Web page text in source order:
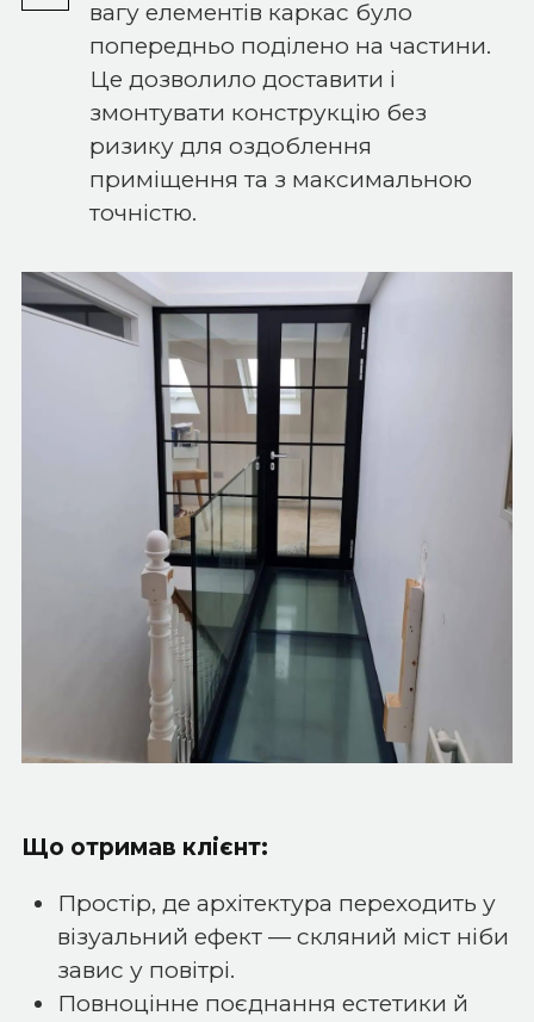
вагу елементів каркас було
попередньо поділено на частини.
Це дозволило доставити і
змонтувати конструкцію без
ризику для оздоблення
приміщення та з максимальною
точністю.
Що отримав клієнт:
Простір, де архітектура переходить у
візуальний ефект — скляний міст ніби
завис у повітрі.
Повноцінне поєднання естетики й